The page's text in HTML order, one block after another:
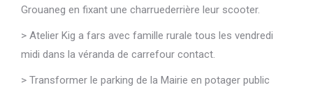
Grouaneg en fixant une charruederrière leur scooter.
> Atelier Kig a fars avec famille rurale tous les vendredi
midi dans la véranda de carrefour contact.
> Transformer le parking de la Mairie en potager public